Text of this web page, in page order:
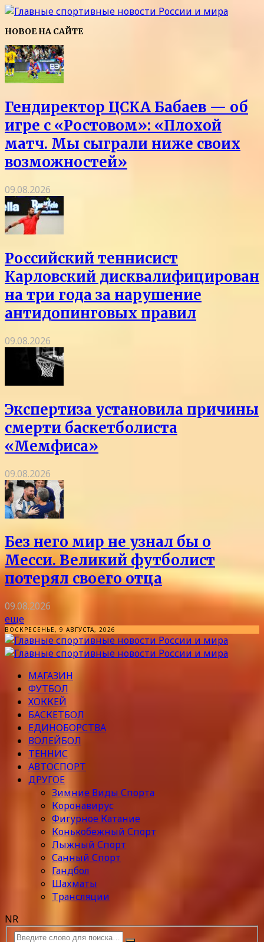
НОВОЕ НА САЙТЕ
Гендиректор ЦСКА Бабаев — об
игре с «Ростовом»: «Плохой
матч. Мы сыграли ниже своих
возможностей»
09.08.2026
Российский теннисист
Карловский дисквалифицирован
на три года за нарушение
антидопинговых правил
09.08.2026
Экспертиза установила причины
смерти баскетболиста
«Мемфиса»
09.08.2026
Без него мир не узнал бы о
Месси. Великий футболист
потерял своего отца
09.08.2026
еще
ВОСКРЕСЕНЬЕ, 9 АВГУСТА, 2026
МАГАЗИН
ФУТБОЛ
ХОККЕЙ
БАСКЕТБОЛ
ЕДИНОБОРСТВА
ВОЛЕЙБОЛ
ТЕННИС
АВТОСПОРТ
ДРУГОЕ
Зимние Виды Спорта
Коронавирус
Фигурное Катание
Конькобежный Спорт
Лыжный Спорт
Санный Спорт
Гандбол
Шахматы
Трансляции
NR